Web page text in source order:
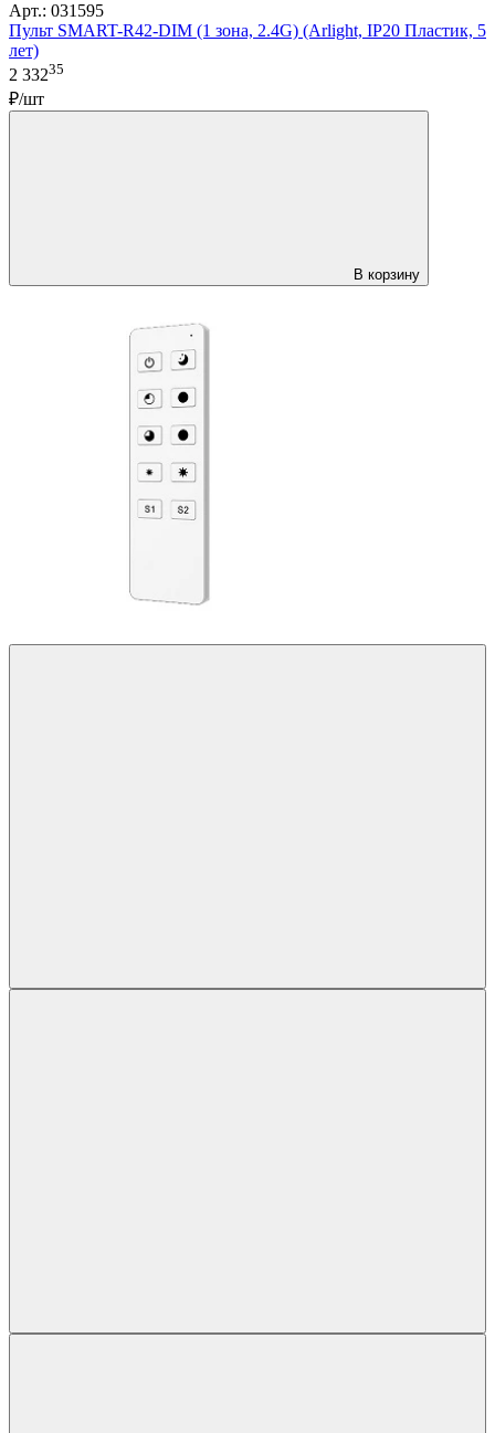
Арт.: 031595
Пульт SMART-R42-DIM (1 зона, 2.4G) (Arlight, IP20 Пластик, 5
лет)
2 33235
₽/шт
В корзину